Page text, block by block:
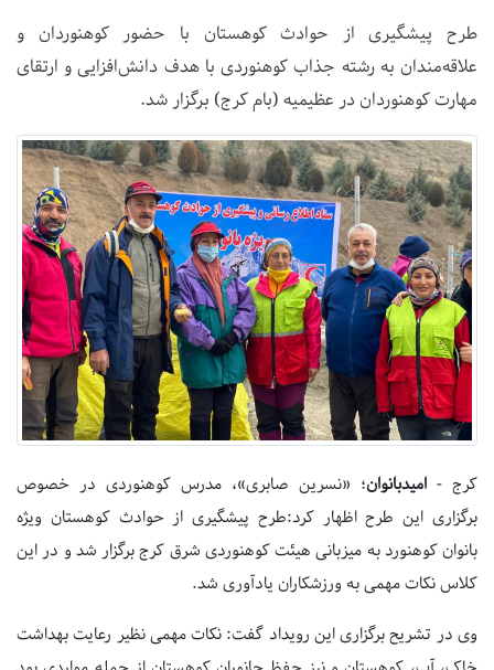
طرح پیشگیری از حوادث کوهستان با حضور کوهنوردان و
علاقه‌مندان به رشته جذاب کوهنوردی با هدف دانش‌افزایی و ارتقای
مهارت کوهنوردان در عظیمیه (بام کرج) برگزار شد.
کرج - امیدبانوان؛ «نسرین صابری»، مدرس کوهنوردی در خصوص
برگزاری این طرح اظهار کرد:طرح پیشگیری از حوادث کوهستان ویژه
بانوان کوهنورد به میزبانی هیئت کوهنوردی شرق کرج برگزار شد و در این
کلاس نکات مهمی به ورزشکاران یادآوری شد.
وی در تشریح برگزاری این رویداد گفت: نکات مهمی نظیر رعایت بهداشت